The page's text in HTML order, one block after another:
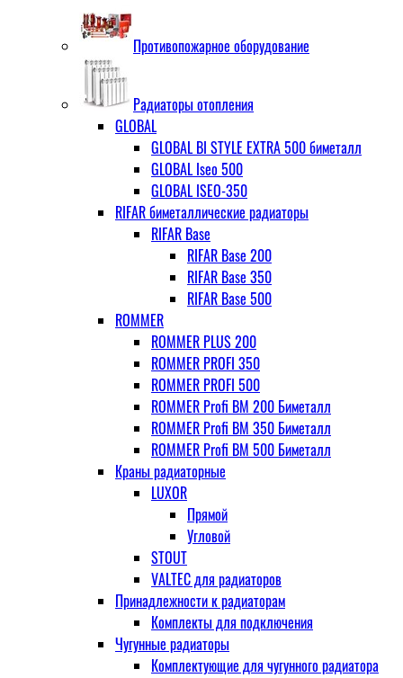
Противопожарное оборудование
Радиаторы отопления
GLOBAL
GLOBAL BI STYLE EXTRA 500 биметалл
GLOBAL Iseo 500
GLOBAL ISEO-350
RIFAR биметаллические радиаторы
RIFAR Base
RIFAR Base 200
RIFAR Base 350
RIFAR Base 500
ROMMER
ROMMER PLUS 200
ROMMER PROFI 350
ROMMER PROFI 500
ROMMER Profi BM 200 Биметалл
ROMMER Profi BM 350 Биметалл
ROMMER Profi BM 500 Биметалл
Краны радиаторные
LUXOR
Прямой
Угловой
STOUT
VALTEC для радиаторов
Принадлежности к радиаторам
Комплекты для подключения
Чугунные радиаторы
Комплектующие для чугунного радиатора